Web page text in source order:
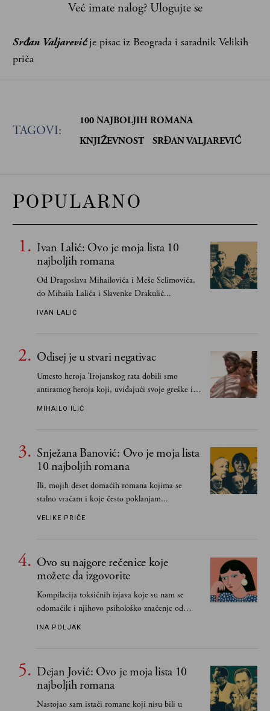
Već imate nalog? Ulogujte se
Srđan Valjarevićje pisac iz Beograda i saradnik Velikih
priča
TAGOVI:
100 NAJBOLJIH ROMANA
KNJIŽEVNOST
SRĐAN VALJAREVIĆ
POPULARNO
Ivan Lalić: Ovo je moja lista 10
najboljih romana
Od Dragoslava Mihailovića i Meše Selimovića,
do Mihaila Lalića i Slavenke Drakulić...
IVAN LALIĆ
Odisej je u stvari negativac
Umesto heroja Trojanskog rata dobili smo
antiratnog heroja koji, uviđajući svoje greške i
učeći na njima, shvata da postoje stvari koje su
MIHAILO ILIĆ
Snježana Banović: Ovo je moja lista
10 najboljih romana
Ili, mojih deset domaćih romana kojima se
stalno vraćam i koje često poklanjam...
VELIKE PRIČE
Ovo su najgore rečenice koje
možete da izgovorite
Kompilacija toksičnih izjava koje su nam se
odomaćile i njihovo psihološko značenje od
INA POLJAK
Dejan Jović: Ovo je moja lista 10
najboljih romana
Nastojao sam istaći romane koji nisu bili u